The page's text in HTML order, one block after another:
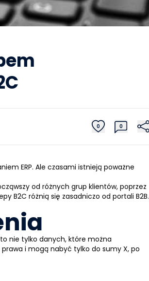
0 0
ERP. Ale czasami istnieją poważne
od różnych grup klientów, poprzez
B2C różnią się zasadniczo od portali B2B.
nie tylko danych, które można
i mogą nabyć tylko do sumy X, po